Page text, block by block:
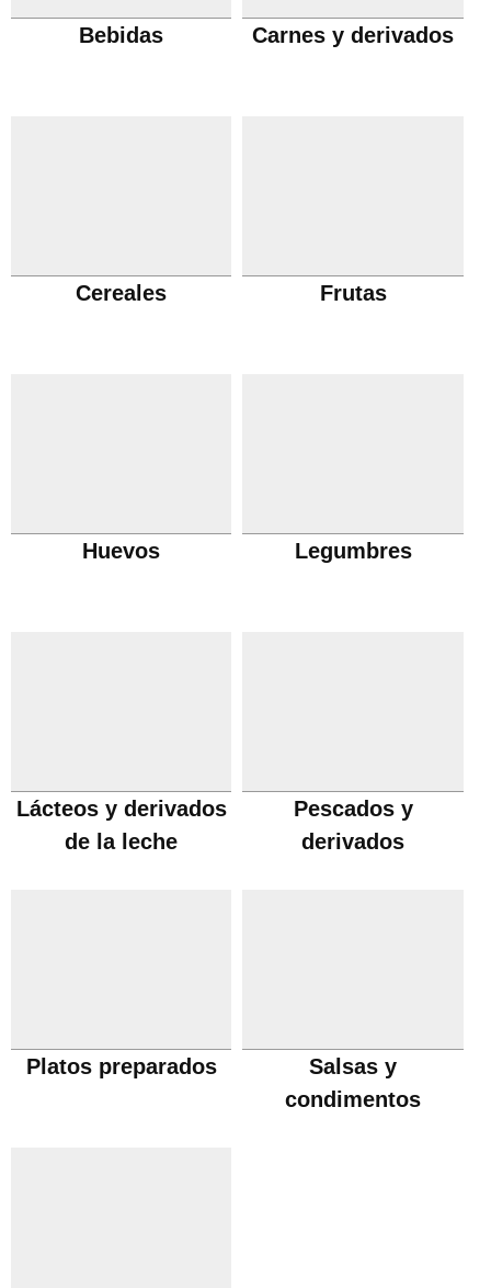
Bebidas Carnes y derivados
Cereales Frutas
Huevos Legumbres
Lácteos y derivados
de la leche
Pescados y
derivados
Platos preparados
Salsas y
condimentos